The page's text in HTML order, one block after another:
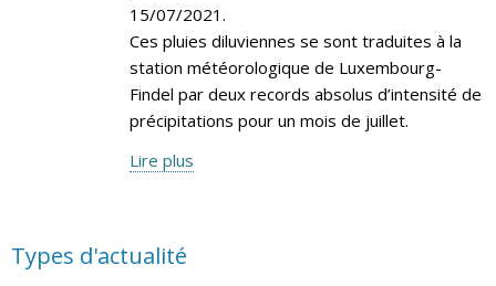
15/07/2021.
Ces pluies diluviennes se sont traduites à la
station météorologique de Luxembourg-
Findel par deux records absolus d’intensité de
précipitations pour un mois de juillet.
Lire plus
Types d'actualité